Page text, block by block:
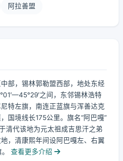
阿拉善盟
部，锡林郭勒盟西部，地处东经
之间，东邻锡林浩特
特左旗，南连正蓝旗与浑善达克
国境线长175公里。旗名“阿巴嘎”
清代该地为元太祖成吉思汗之弟
，清康熙年间设阿巴嘎左、右翼
查看更多介绍